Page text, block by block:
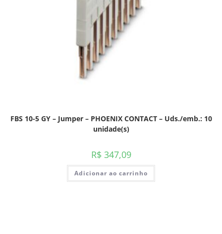
FBS 10-5 GY – Jumper – PHOENIX CONTACT – Uds./emb.: 10
unidade(s)
R$ 347,09
Adicionar ao carrinho